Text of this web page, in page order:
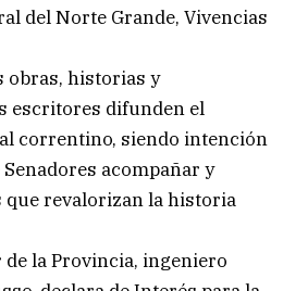
del Norte Grande, Vivencias
obras, historias y
escritores difunden el
correntino, siendo intención
Senadores acompañar y
que revalorizan la historia
la Provincia, ingeniero